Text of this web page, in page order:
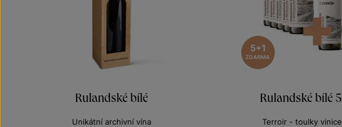
Rulandské bílé
Unikátní archivní vína
5+1
ZDARMA
Rulandské bílé
Terroir - toulky